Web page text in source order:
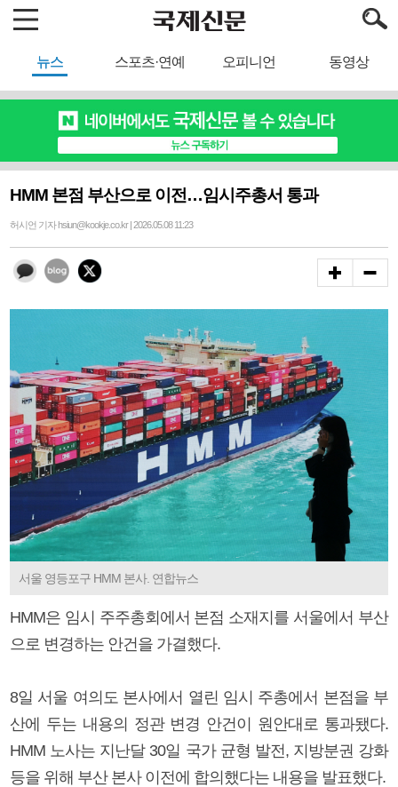
뉴스 스포츠·연예 오피니언 동영상
HMM 본점 부산으로 이전…임시주총서 통과
허시언 기자 hsiun@kookje.co.kr | 2026.05.08 11:23
서울 영등포구 HMM 본사. 연합뉴스
HMM은 임시 주주총회에서 본점 소재지를 서울에서 부산
으로 변경하는 안건을 가결했다.
8일 서울 여의도 본사에서 열린 임시 주총에서 본점을 부
산에 두는 내용의 정관 변경 안건이 원안대로 통과됐다.
HMM 노사는 지난달 30일 국가 균형 발전, 지방분권 강화
등을 위해 부산 본사 이전에 합의했다는 내용을 발표했다.